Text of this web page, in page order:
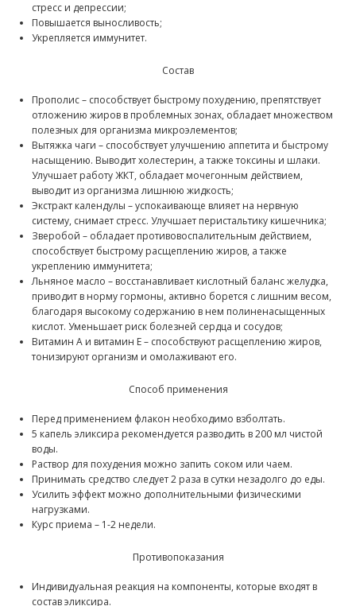
стресс и депрессии;
Повышается выносливость;
Укрепляется иммунитет.
Состав
Прополис – способствует быстрому похудению, препятствует
отложению жиров в проблемных зонах, обладает множеством
полезных для организма микроэлементов;
Вытяжка чаги – способствует улучшению аппетита и быстрому
насыщению. Выводит холестерин, а также токсины и шлаки.
Улучшает работу ЖКТ, обладает мочегонным действием,
выводит из организма лишнюю жидкость;
Экстракт календулы – успокаивающе влияет на нервную
систему, снимает стресс. Улучшает перистальтику кишечника;
Зверобой – обладает противовоспалительным действием,
способствует быстрому расщеплению жиров, а также
укреплению иммунитета;
Льняное масло – восстанавливает кислотный баланс желудка,
приводит в норму гормоны, активно борется с лишним весом,
благодаря высокому содержанию в нем полиненасыщенных
кислот. Уменьшает риск болезней сердца и сосудов;
Витамин А и витамин Е – способствуют расщеплению жиров,
тонизируют организм и омолаживают его.
Способ применения
Перед применением флакон необходимо взболтать.
5 капель эликсира рекомендуется разводить в 200 мл чистой
воды.
Раствор для похудения можно запить соком или чаем.
Принимать средство следует 2 раза в сутки незадолго до еды.
Усилить эффект можно дополнительными физическими
нагрузками.
Курс приема – 1-2 недели.
Противопоказания
Индивидуальная реакция на компоненты, которые входят в
состав эликсира.